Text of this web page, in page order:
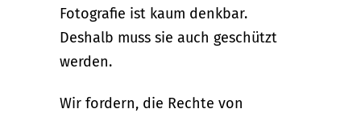
Fotografie ist kaum denkbar.
Deshalb muss sie auch geschützt
werden.
Wir fordern, die Rechte von